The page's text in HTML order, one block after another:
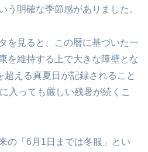
う明確な季節感がありました。
を見ると、この暦に基づいた一
を維持する上で大きな障壁とな
超える真夏日が記録されること
入っても厳しい残暑が続くこ
の「6月1日までは冬服」とい